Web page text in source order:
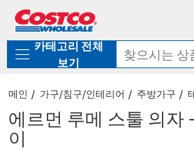
로
기
가
카테고리 전체
보기
메인 가구/침구/인테리어 주방가구
에르먼 루메 스툴 의자
이